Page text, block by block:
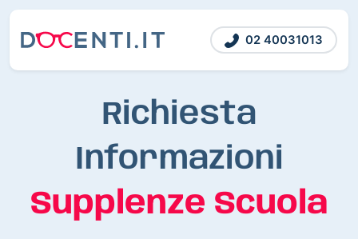
02 40031013
Richiesta
Informazioni
Supplenze Scuola